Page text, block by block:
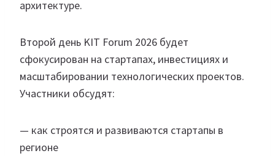
архитектуре.
Второй день KIT Forum 2026 будет
сфокусирован на стартапах, инвестициях и
масштабировании технологических проектов.
Участники обсудят:
— как строятся и развиваются стартапы в
регионе